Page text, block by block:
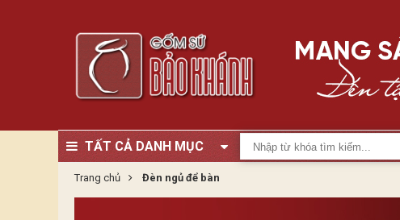
TẤT CẢ DANH MỤC
Trang chủ Đèn ngủ để bàn